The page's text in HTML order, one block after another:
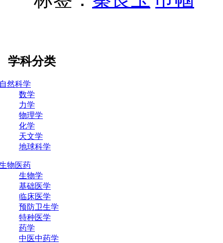
科分类
然科学
数学
力学
物理学
化学
天文学
地球科学
物医药
生物学
基础医学
临床医学
预防卫生学
特种医学
药学
中医中药学